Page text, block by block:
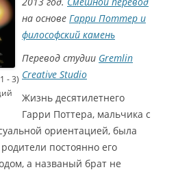
- 3)
на основе Гарри Поттер и
философский камень
Перевод студии Gremlin
Creative Studio
Жизнь десятилетнего
Гарри Поттера, мальчика с
ориентацией, была
постоянно его
а названый брат не